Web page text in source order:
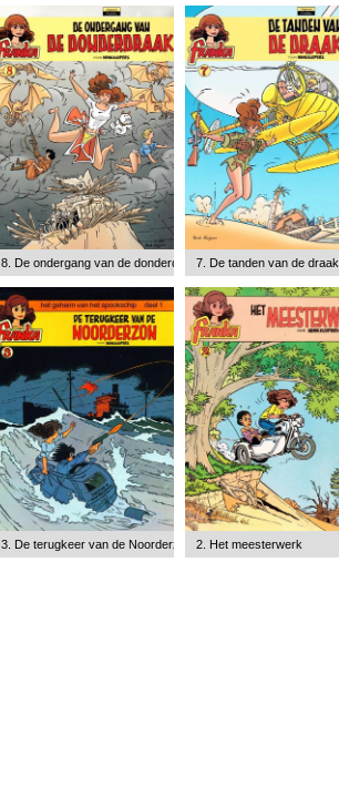
8. De ondergang van de donderdraak7. De tanden van de draak
3. De terugkeer van de Noorderzon 2. Het meesterwerk